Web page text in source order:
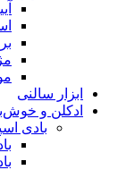
ابزار سالنی
ادکلن و
بادی